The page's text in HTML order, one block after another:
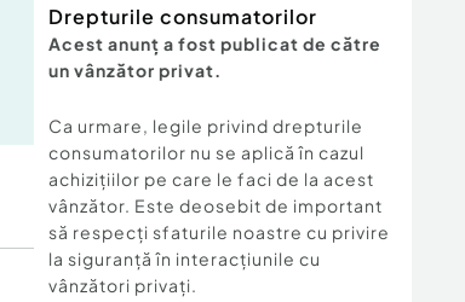
Drepturile consumatorilor
Acest anunț a fost publicat de către
un vânzător privat.
Ca urmare, legile privind drepturile
consumatorilor nu se aplică în cazul
achizițiilor pe care le faci de la acest
vânzător. Este deosebit de important
să respecți sfaturile noastre cu privire
la siguranță în interacțiunile cu
vânzători privați.